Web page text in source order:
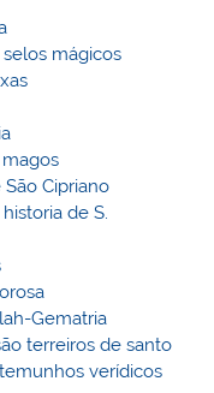
mágicos
Cipriano
de S.
Gematria
terreiros de santo
verídicos